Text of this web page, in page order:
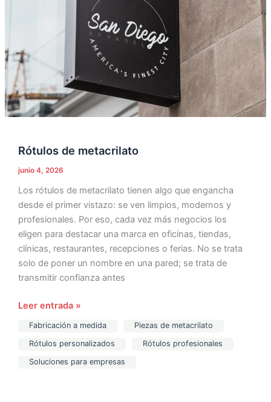
Rótulos de metacrilato
junio 4, 2026
Los rótulos de metacrilato tienen algo que engancha
desde el primer vistazo: se ven limpios, modernos y
profesionales. Por eso, cada vez más negocios los
eligen para destacar una marca en oficinas, tiendas,
clínicas, restaurantes, recepciones o ferias. No se trata
solo de poner un nombre en una pared; se trata de
transmitir confianza antes
Leer entrada »
Fabricación a medida
Piezas de metacrilato
Rótulos personalizados
Rótulos profesionales
Soluciones para empresas